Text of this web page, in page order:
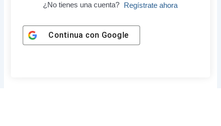
¿No tienes una cuenta? Regístrate ahora
Continua con Google